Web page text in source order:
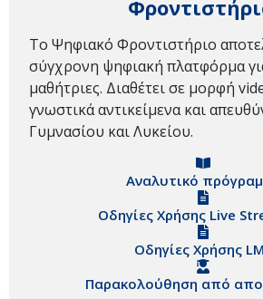
Το Ψηφιακό Φροντιστήριο
σύγχρονη ψηφιακή πλατφόρμα
μαθήτριες. Διαθέτει σε μορφή
γνωστικά αντικείμενα και
Γυμνασίου και Λυκείου.
Αναλυτικό
Οδηγίες Χρήσης Live
Οδηγίες Χρήσης
Παρακολούθηση από